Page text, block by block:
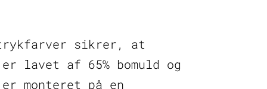
sikrer, at
lavet af 65% bomuld og
monteret på en